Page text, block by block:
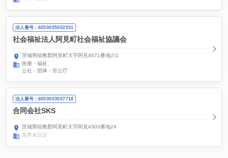
法人番号：6050005002931
社会福祉法人阿見町社会福祉協議会
茨城県稲敷郡阿見町大字阿見4671番地の1
医療・福祉
公社・団体・官公庁
法人番号：6050003007718
合同会社SKS
茨城県稲敷郡阿見町大字阿見4303番地24
業界未設定